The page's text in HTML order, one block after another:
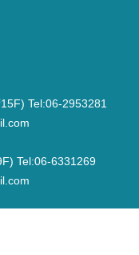
Tel:06-2953281
Tel:06-6331269